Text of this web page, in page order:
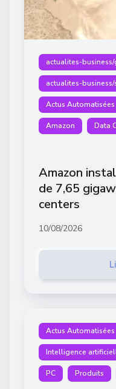
actualites-
actualites-business/
Actus Automatisées
Amazon Data
Amazon
de 7,65
centers
10/08/2026
Actus Automatisées
Intelligence
PC Produits